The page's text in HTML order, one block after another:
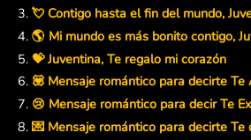
💘 Contigo hasta el fin del mundo,
🌎 Mi mundo es más bonito contigo,
💝 Juventina, Te regalo mi corazón
💟 Mensaje romántico para decirte Te
😢 Mensaje romántico para decir Te
💌 Mensaje romántico para decirte Te